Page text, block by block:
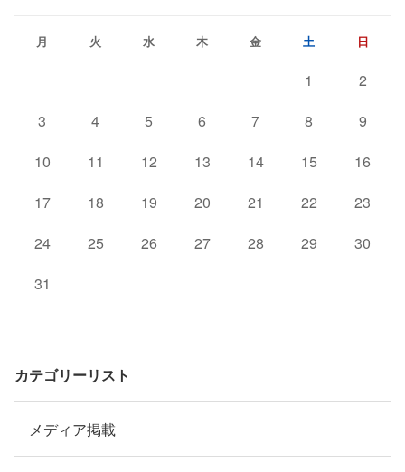
月 火 水 木 金 土 日
1
2
3
4 5 6 7 8
9
10
11 12 13 14 15
16
17
18 19 20 21 22
23
24
25 26 27 28 29
30
31
カテゴリーリスト
メディア掲載